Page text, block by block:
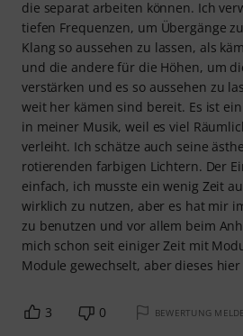
die separat arbeiten können. Ich
tiefen Frequenzen, um Übergänge
Klang so aussehen zu lassen, als
und die andere für die Höhen, um
verstärken und es so aussehen zu
weit her kämen sind bereit. Es ist
in meiner Musik, weil es viel
verleiht. Ich schätze auch seine
rotierenden farbigen Lichtern. Der
einfach, ich musste ein wenig Zeit
wirklich zu nutzen, aber es hat mir
zu benutzen und vor allem beim
mich schon seit einiger Zeit mit
Module gewechselt, aber dieses
3 0 BEWERTUNG